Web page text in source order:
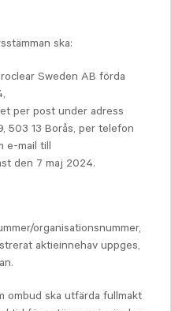
ska:
Sweden AB förda
per post under adress
503 13 Borås, per telefon
mail till
den 7 maj 2024.
organisationsnummer,
aktieinnehav uppges,
ombud ska utfärda fullmakt